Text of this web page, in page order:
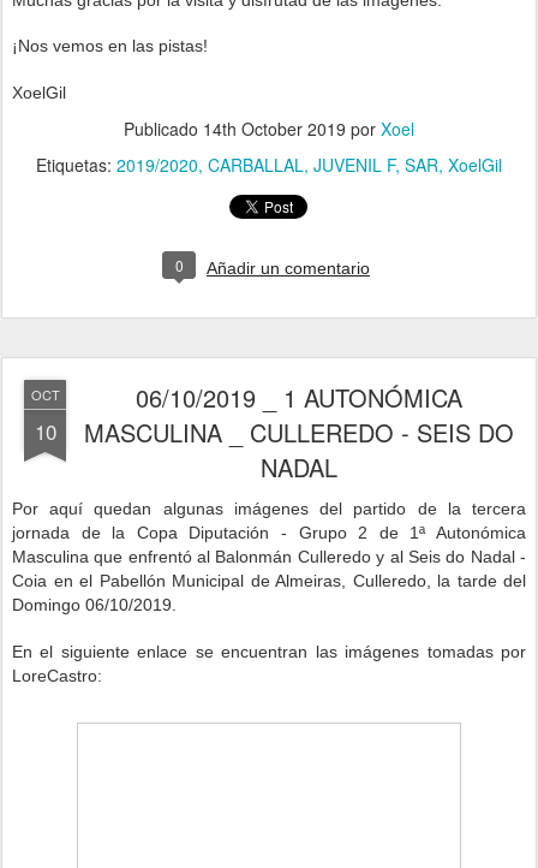
¡Nos vemos en las pistas!
XoelGil
Publicado 14th October 2019 por Xoel
Etiquetas: 2019/2020 CARBALLAL JUVENIL F SAR XoelGil
0 Añadir un comentario
OCT
10
06/10/2019 _ 1 AUTONÓMICA
MASCULINA _ CULLEREDO - SEIS DO
NADAL
Por aquí quedan algunas imágenes del partido de la tercera
jornada de la Copa Diputación - Grupo 2 de 1ª Autonómica
Masculina que enfrentó al Balonmán Culleredo y al Seis do Nadal -
Coia en el Pabellón Municipal de Almeiras, Culleredo, la tarde del
Domingo 06/10/2019.
En el siguiente enlace se encuentran las imágenes tomadas por
LoreCastro: